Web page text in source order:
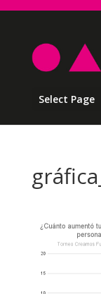
Select Page